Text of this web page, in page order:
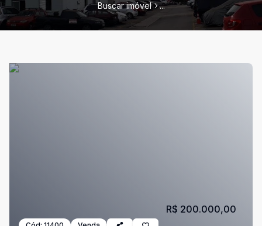
Buscar imóvel ...
R$ 200.000,00